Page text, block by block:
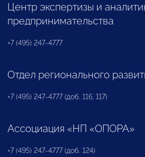
Центр экспертизы и
предпринимательства
+7 (495) 247-4777
Отдел регионального
+7 (495) 247-4777 (доб. 116, 117)
Ассоциация «НП «ОПОРА»
+7 (495) 247-4777 (доб. 124)